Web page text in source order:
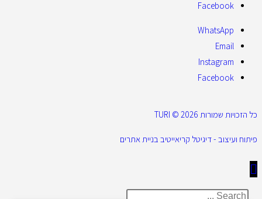
Facebook
WhatsApp
Email
Instagram
Facebook
כל הזכויות שמורות 2026 © TURI
פיתוח ועיצוב - דיגיטל קריאייטיב בניית אתרים